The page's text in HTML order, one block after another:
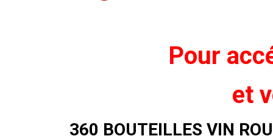
Pour
et
360 BOUTEILLES VIN